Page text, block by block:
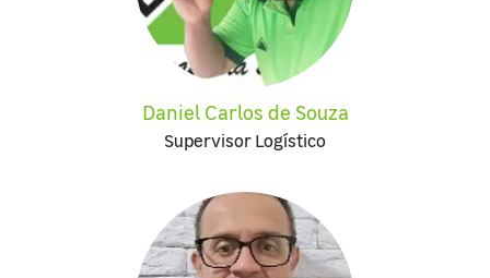
Daniel Carlos de Souza
Supervisor Logístico